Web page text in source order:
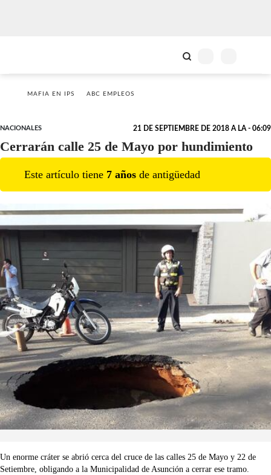
MAFIA EN IPS ABC EMPLEOS
NACIONALES 21 DE SEPTIEMBRE DE 2018 A LA - 06:09
Cerrarán calle 25 de Mayo por hundimiento
Este artículo tiene 7 años de antigüedad
Un enorme cráter se abrió cerca del cruce de las calles 25 de Mayo y 22 de
Setiembre, obligando a la Municipalidad de Asunción a cerrar ese tramo.